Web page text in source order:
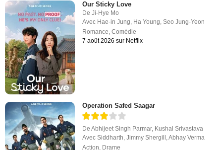
Our Sticky Love
DeJi-Hye Mo
Avec Hae-in Jung, Ha Young,Seo Jung-Yeon
Romance,Comédie
7 août 2026 sur Netflix
Operation Safed Saagar
DeAbhijeet Singh Parmar, Kushal Srivastava
AvecSiddharth ,Jimmy Shergill ,Abhay Verma
Action Drame